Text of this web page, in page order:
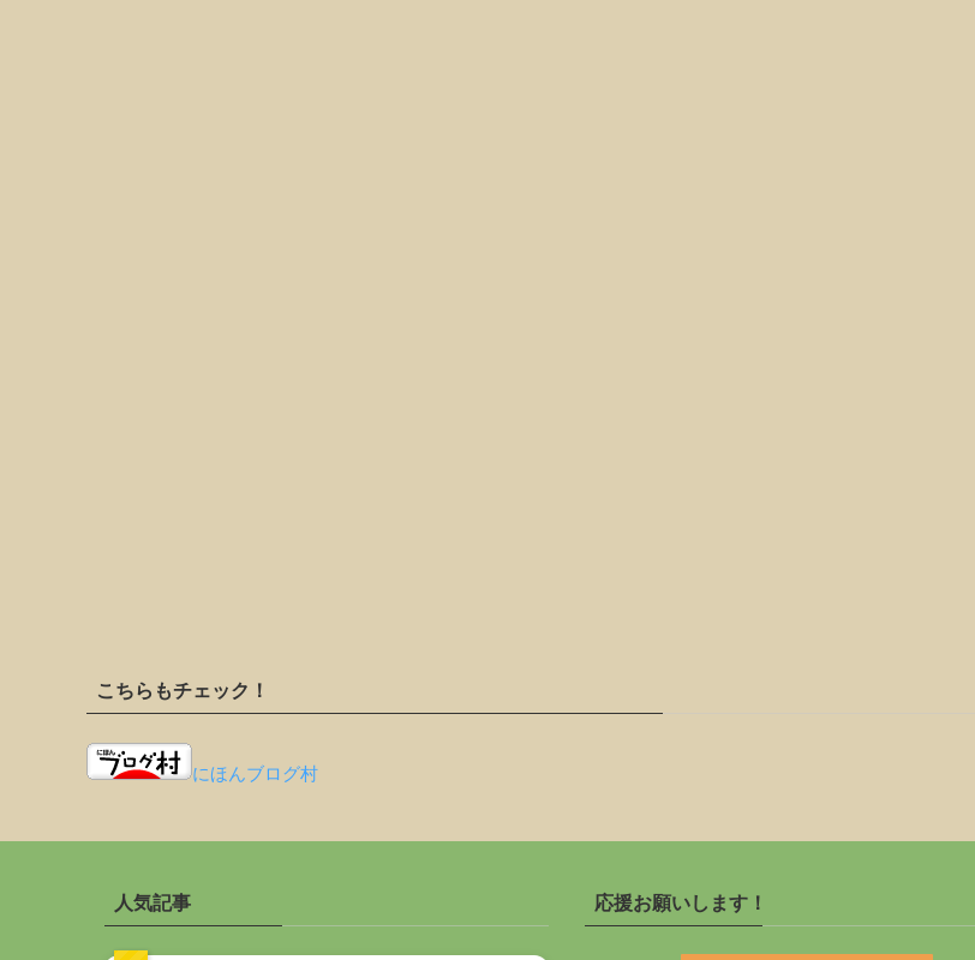
こちらもチェック！
にほんブログ村
人気記事 応援お願いします！